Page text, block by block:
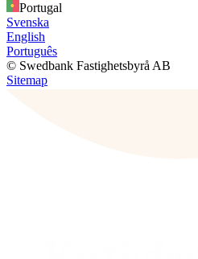
Portugal
Svenska
English
Português
© Swedbank Fastighetsbyrå AB
Sitemap